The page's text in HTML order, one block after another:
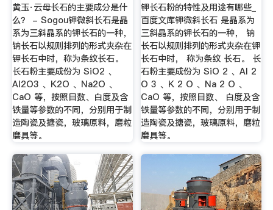
黄玉·云母长石的主要成分是什
么？ - Sogou钾微斜长石是晶
系为三斜晶系的钾长石的一种，
钠长石以规则排列的形式夹杂在
钾长石中时，称为条纹长石。
长石粉主要成份为 SiO2 、
Al2O3 、K2O 、Na2O 、
CaO 等，按照目数、白度及含
铁量等参数的不同，分别用于制
造陶瓷及搪瓷，玻璃原料，磨粒
磨具等。
钾长石粉的特性及用途有哪些_
百度文库钾微斜长石 是晶系为
三斜晶系的钾长石的一种， 钠
长石以规则排列的形式夹杂在钾
长石中时， 称为条纹 长石。 长
石粉主要成份为 SiO 2 、Al 2
O 3 、K 2 O 、Na 2 O 、
CaO 等，按照目数、 白度及含
铁量等参数的不同，分别用于制
造陶瓷及搪瓷，玻璃原料，磨粒
磨具等。